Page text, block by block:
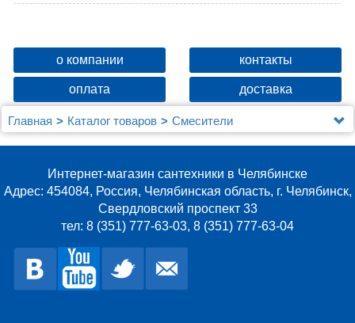
Гарантийный срок
Корпус смесителя – 7 лет,
водозапорные механизмы и
комплектующие – 3 года,
душевые аксессуары в
комп
Тип излива
Длинный поворотный на
В комплекте с душем (лейкой)
Да
Количество монтажных отверстий 2
Количество режимов струи лейки 1
Основной материал
Латунь ЛЦ40C (ГОСТ 17711-
Материал корпуса дивертора
о компании контакты
оплата доставка
Главная Каталог товаров
Смесители
Для ванны с душем
Milardo, DUPSB02M10
Интернет-магазин сантехники в Челябинске
Адрес: 454084, Россия, Челябинская область, г. Челябинск,
Свердловский проспект 33
тел: 8 (351) 777-63-03, 8 (351) 777-63-04